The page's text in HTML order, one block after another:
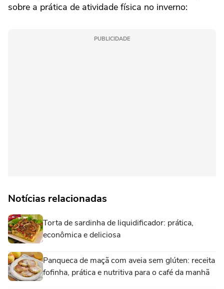
sobre a prática de atividade física no inverno:
PUBLICIDADE
Notícias relacionadas
Torta de sardinha de liquidificador: prática,
econômica e deliciosa
Panqueca de maçã com aveia sem glúten: receita
fofinha, prática e nutritiva para o café da manhã